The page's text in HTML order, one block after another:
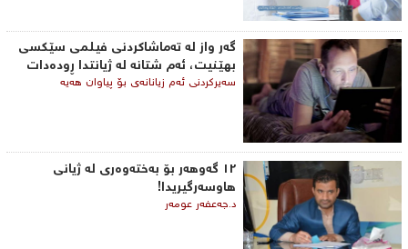
گه‌ر واز له‌ ته‌ماشاكردنی فیلمی ‌سێكسی
بهێنیت، ئه‌م شتانه‌ له‌ ژیانتدا ڕوده‌دات
سه‌یركردنی ئه‌م زیانانه‌ی‌ بۆ پیاوان هه‌یه‌
١٢ گەوهەر بۆ بەختەوەری لە ژیانی
هاوسەرگیریدا!
د.جەعفەر عومەر